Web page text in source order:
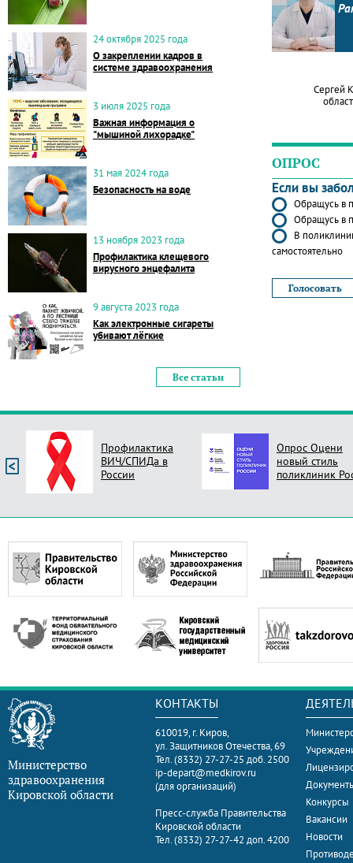
24 октября 2025 года
О закреплении кадров в
системе здравоохранения
3 июля 2025 года
Важная информация о
"мышиной лихорадке"
31 мая 2024 года
Безопасность на воде
13 ноября 2023 года
Профилактика клещевого
вирусного энцефалита
9 августа 2023 года
Как электронные сигареты
убивают лёгкие
Все статьи
Сергей
ОПРОС
Если вы
Обращусь в
Обращусь в
В
самостоятельно
Профилактика
ВИЧ/СПИДа в
России
Опрос Оцени
новый стиль
поликлиник
Министерство
здравоохранения
Кировской области
КОНТАКТЫ
610019, г. Киров,
ул. Защитников Отечества, 69
Тел. (8332) 27-27-25 доб. 2500
ip-depart@medkirov.ru
(для организаций)
Пресс-служба Правительства
Кировской области
Тел. (8332) 27-27-42 доп. 4200
Конкурсы
Вакансии
Новости